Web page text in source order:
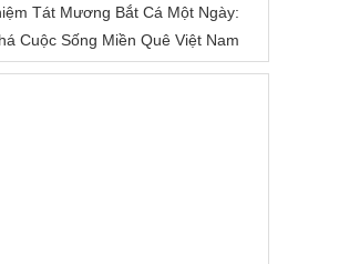
Tát Mương Bắt Cá Một Ngày:
Cuộc Sống Miền Quê Việt Nam